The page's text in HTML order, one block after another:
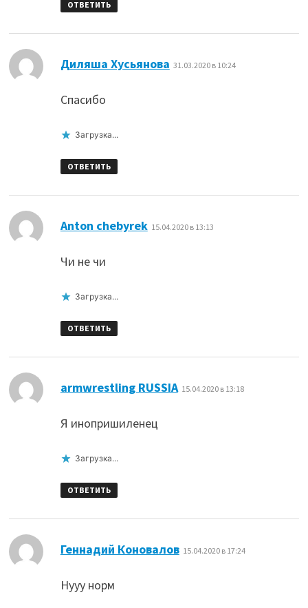
ОТВЕТИТЬ
Диляша Хусьянова 31.03.2020 в 10:24
Спасибо
Загрузка...
ОТВЕТИТЬ
Anton chebyrek: 15.04.2020 в 13:13
Чи не чи
Загрузка...
ОТВЕТИТЬ
armwrestling RUSSIA 15.04.2020 в 13:18
Я инопришиленец
Загрузка...
ОТВЕТИТЬ
Геннадий Коновалов: 15.04.2020 в 17:24
Нууу норм